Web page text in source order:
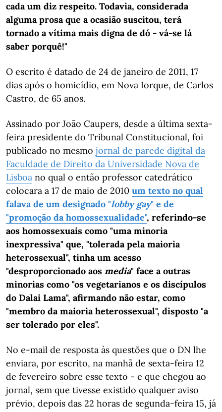
cada um diz respeito. Todavia, considerada
alguma prosa que a ocasião suscitou, terá
tornado a vítima mais digna de dó - vá-se lá
saber porquê!"
O escrito é datado de 24 de janeiro de 2011, 17
dias após o homicídio, em Nova Iorque, de Carlos
Castro, de 65 anos.
Assinado por João Caupers, desde a última sexta-
feira presidente do Tribunal Constitucional, foi
publicado no mesmo jornal de parede digital da
Faculdade de Direito da Universidade Nova de
Lisboa no qual o então professor catedrático
colocara a 17 de maio de 2010 um texto no qual
falava de um designado "lobby gay" e de
"promoção da homossexualidade", referindo-se
aos homossexuais como "uma minoria
inexpressiva" que, "tolerada pela maioria
heterossexual", tinha um acesso
"desproporcionado aos media" face a outras
minorias como "os vegetarianos e os discípulos
do Dalai Lama", afirmando não estar, como
"membro da maioria heterossexual", disposto "a
ser tolerado por eles".
No e-mail de resposta às questões que o DN lhe
enviara, por escrito, na manhã de sexta-feira 12
de fevereiro sobre esse texto - e que chegou ao
jornal, sem que tivesse existido qualquer aviso
prévio, depois das 22 horas de segunda-feira 15, já